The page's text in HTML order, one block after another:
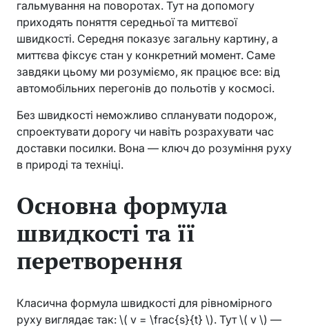
гальмування на поворотах. Тут на допомогу
приходять поняття середньої та миттєвої
швидкості. Середня показує загальну картину, а
миттєва фіксує стан у конкретний момент. Саме
завдяки цьому ми розуміємо, як працює все: від
автомобільних перегонів до польотів у космосі.
Без швидкості неможливо спланувати подорож,
спроектувати дорогу чи навіть розрахувати час
доставки посилки. Вона — ключ до розуміння руху
в природі та техніці.
Основна формула
швидкості та її
перетворення
Класична формула швидкості для рівномірного
руху виглядає так: \( v = \frac{s}{t} \). Тут \( v \) —